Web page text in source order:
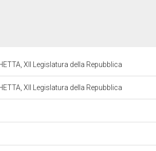
XII Legislatura della Repubblica
XII Legislatura della Repubblica